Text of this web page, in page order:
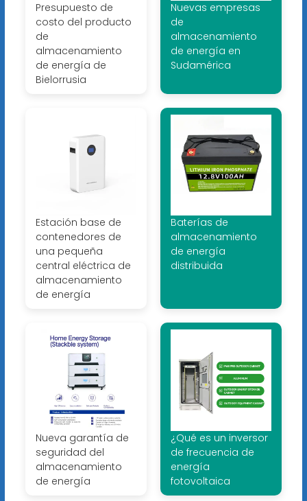
Presupuesto de
costo del producto
de
almacenamiento
de energía de
Bielorrusia
Nuevas empresas
de
almacenamiento
de energía en
Sudamérica
Estación base de
contenedores de
una pequeña
central eléctrica de
almacenamiento
de energía
Baterías de
almacenamiento
de energía
distribuida
Nueva garantía de
seguridad del
almacenamiento
de energía
¿Qué es un inversor
de frecuencia de
energía
fotovoltaica